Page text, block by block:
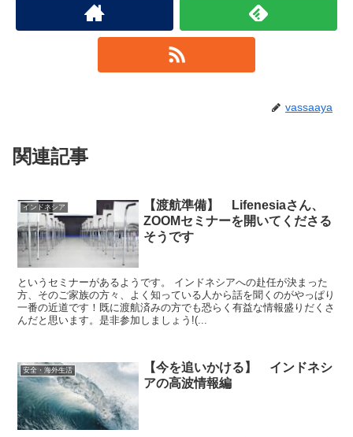
vassaaya
関連記事
インドネシア
【渡航準備】 Lifenesiaさん、
ZOOMセミナーを開いてくださる
そうです
というセミナーがあるようです。 インドネシアへの赴任が決まった
方、そのご家族の方々、よく知っている人から話を聞くのがやっぱり
一番の近道です！既に渡航済みの方でも恐らく有益な情報盛りだくさ
んだと思います。是非参加しましょう!(...
安全・海外生活
【今を追いかける】 インドネシ
アの高波情報編